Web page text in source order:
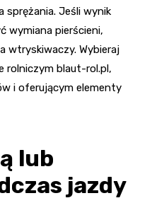
sprężania. Jeśli wynik
wymiana pierścieni,
wtryskiwaczy. Wybieraj
rolniczym blaut-rol.pl,
i oferującym elementy
lub
jazdy